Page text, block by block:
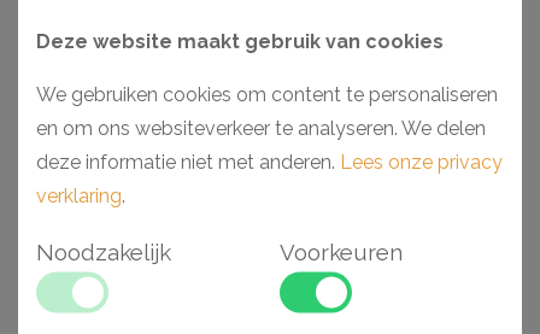
Orac K1111 halve kapiteel Orac K1001 halve zuil
Deze website maakt gebruik van cookies
We gebruiken cookies om content te personaliseren
en om ons websiteverkeer te analyseren. We delen
deze informatie niet met anderen. Lees onze privacy
verklaring.
Noodzakelijk Voorkeuren